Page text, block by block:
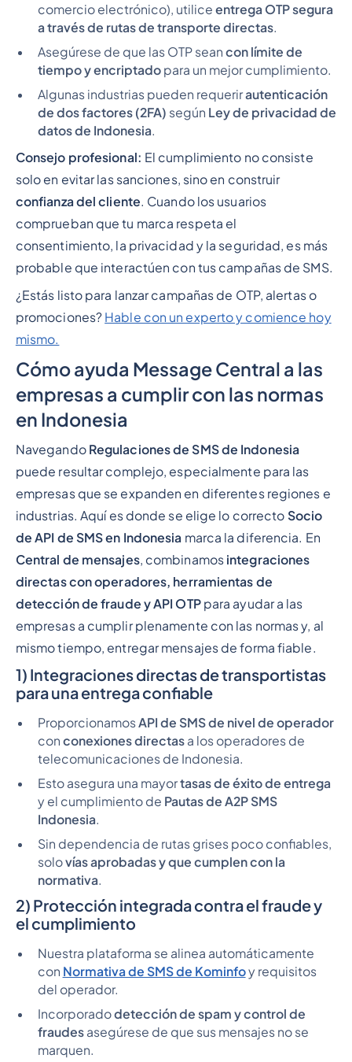
comercio electrónico), utilice entrega OTP segura
a través de rutas de transporte directas.
Asegúrese de que las OTP sean con límite de
tiempo y encriptadopara un mejor cumplimiento.
Algunas industrias pueden requerirautenticación
de dos factores (2FA) según Ley de privacidad de
datos de Indonesia.
Consejo profesional: El cumplimiento no consiste
solo en evitar las sanciones, sino en construir
confianza del cliente. Cuando los usuarios
comprueban que tu marca respeta el
consentimiento, la privacidad y la seguridad, es más
probable que interactúen con tus campañas de SMS.
¿Estás listo para lanzar campañas de OTP, alertas o
promociones? Hable con un experto y comience hoy
mismo.
Cómo ayuda Message Central a las
empresas a cumplir con las normas
en Indonesia
Navegando Regulaciones de SMS de Indonesia
puede resultar complejo, especialmente para las
empresas que se expanden en diferentes regiones e
industrias. Aquí es donde se elige lo correcto Socio
de API de SMS en Indonesia marca la diferencia. En
Central de mensajes, combinamos integraciones
directas con operadores, herramientas de
detección de fraude y API OTPpara ayudar a las
empresas a cumplir plenamente con las normas y, al
mismo tiempo, entregar mensajes de forma fiable.
1) Integraciones directas de transportistas
para una entrega confiable
ProporcionamosAPI de SMS de nivel de operador
con conexiones directasa los operadores de
telecomunicaciones de Indonesia.
Esto asegura una mayortasas de éxito de entrega
y el cumplimiento de Pautas de A2P SMS
Indonesia.
Sin dependencia de rutas grises poco confiables,
solovías aprobadas y que cumplen con la
normativa.
2) Protección integrada contra el fraude y
el cumplimiento
Nuestra plataforma se alinea automáticamente
con Normativa de SMS de Kominfoy requisitos
del operador.
Incorporadodetección de spam y control de
fraudesasegúrese de que sus mensajes no se
marquen.